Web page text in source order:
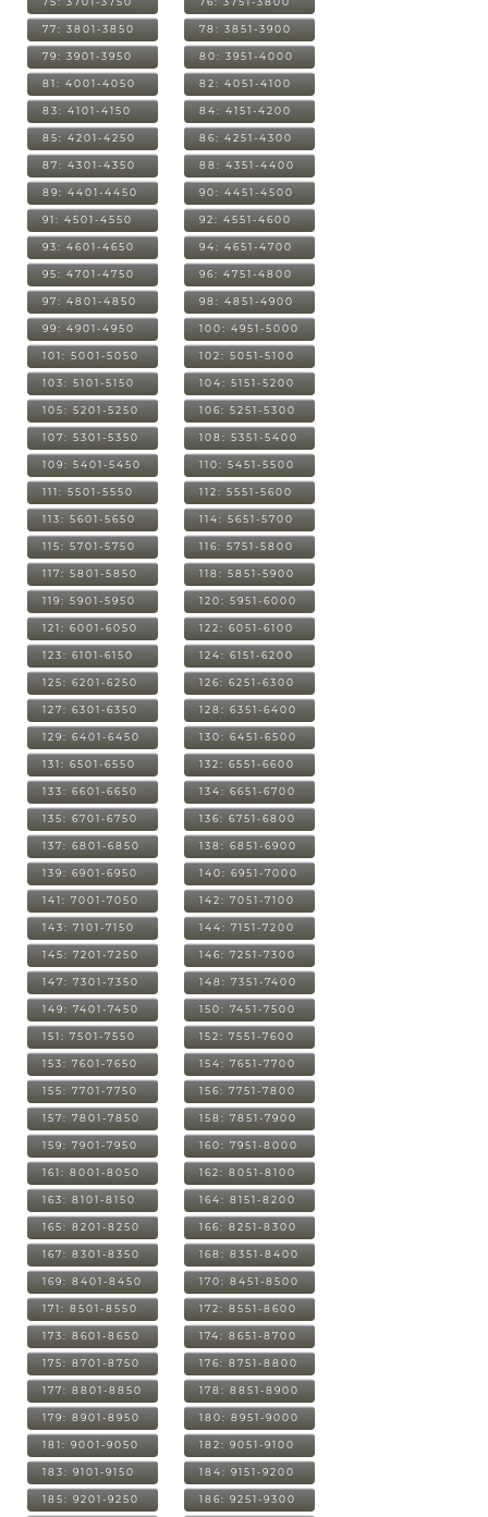
77: 3801-3850 78: 3851-3900
79: 3901-3950 80: 3951-4000
81: 4001-4050 82: 4051-4100
83: 4101-4150 84: 4151-4200
85: 4201-4250 86: 4251-4300
87: 4301-4350 88: 4351-4400
89: 4401-4450 90: 4451-4500
91: 4501-4550 92: 4551-4600
93: 4601-4650 94: 4651-4700
95: 4701-4750 96: 4751-4800
97: 4801-4850 98: 4851-4900
99: 4901-4950 100: 4951-5000
101: 5001-5050 102: 5051-5100
103: 5101-5150 104: 5151-5200
105: 5201-5250 106: 5251-5300
107: 5301-5350 108: 5351-5400
109: 5401-5450 110: 5451-5500
111: 5501-5550 112: 5551-5600
113: 5601-5650 114: 5651-5700
115: 5701-5750 116: 5751-5800
117: 5801-5850 118: 5851-5900
119: 5901-5950 120: 5951-6000
121: 6001-6050 122: 6051-6100
123: 6101-6150 124: 6151-6200
125: 6201-6250 126: 6251-6300
127: 6301-6350 128: 6351-6400
129: 6401-6450 130: 6451-6500
131: 6501-6550 132: 6551-6600
133: 6601-6650 134: 6651-6700
135: 6701-6750 136: 6751-6800
137: 6801-6850 138: 6851-6900
139: 6901-6950 140: 6951-7000
141: 7001-7050 142: 7051-7100
143: 7101-7150 144: 7151-7200
145: 7201-7250 146: 7251-7300
147: 7301-7350 148: 7351-7400
149: 7401-7450 150: 7451-7500
151: 7501-7550 152: 7551-7600
153: 7601-7650 154: 7651-7700
155: 7701-7750 156: 7751-7800
157: 7801-7850 158: 7851-7900
159: 7901-7950 160: 7951-8000
161: 8001-8050 162: 8051-8100
163: 8101-8150 164: 8151-8200
165: 8201-8250 166: 8251-8300
167: 8301-8350 168: 8351-8400
169: 8401-8450 170: 8451-8500
171: 8501-8550 172: 8551-8600
173: 8601-8650 174: 8651-8700
175: 8701-8750 176: 8751-8800
177: 8801-8850 178: 8851-8900
179: 8901-8950 180: 8951-9000
181: 9001-9050 182: 9051-9100
183: 9101-9150 184: 9151-9200
185: 9201-9250 186: 9251-9300